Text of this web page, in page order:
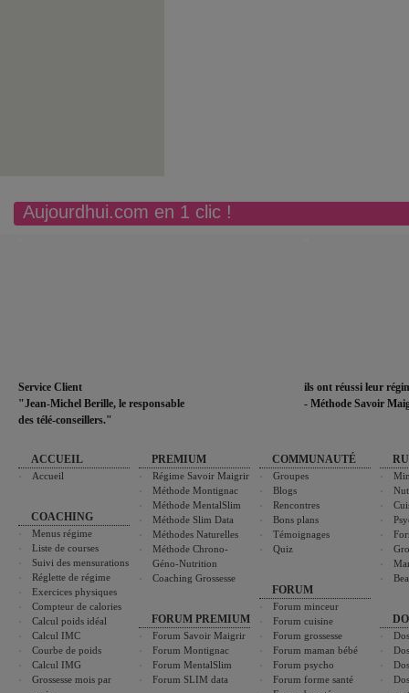
Aujourdhui.com en 1 clic !
Service Client
"Jean-Michel Berille, le responsable
des télé-conseillers."
ils ont réussi leur
- Méthode Savoir
ACCUEIL
Accueil
COACHING
Menus régime
Liste de courses
Suivi des mensurations
Réglette de régime
Exercices physiques
Compteur de calories
Calcul poids idéal
Calcul IMC
Courbe de poids
Calcul IMG
Grossesse mois par
PREMIUM
Régime Savoir Maigrir
Méthode Montignac
Méthode MentalSlim
Méthode Slim Data
Méthodes Naturelles
Méthode Chrono-
Géno-Nutrition
Coaching Grossesse
FORUM PREMIUM
Forum Savoir Maigrir
Forum Montignac
Forum MentalSlim
Forum SLIM data
COMMUNAUTÉ
Groupes
Blogs
Rencontres
Bons plans
Témoignages
Quiz
FORUM
Forum minceur
Forum cuisine
Forum grossesse
Forum maman bébé
Forum psycho
Forum forme santé